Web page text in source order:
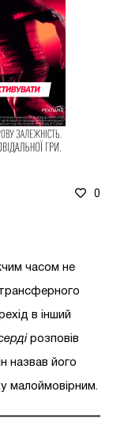
0
часом не
в інший
розповів
назвав його
малоймовірним.